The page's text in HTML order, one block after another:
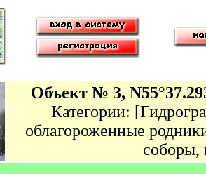
Объект № 3,
Категории:
облагороженные
соборы,